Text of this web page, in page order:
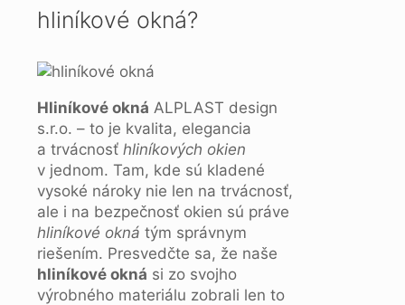
hliníkové okná?
Hliníkové okná ALPLAST design
s.r.o. – to je kvalita, elegancia
a trvácnosť hliníkových okien
v jednom. Tam, kde sú kladené
vysoké nároky nie len na trvácnosť,
ale i na bezpečnosť okien sú práve
hliníkové okná tým správnym
riešením. Presvedčte sa, že naše
hliníkové okná si zo svojho
výrobného materiálu zobrali len to